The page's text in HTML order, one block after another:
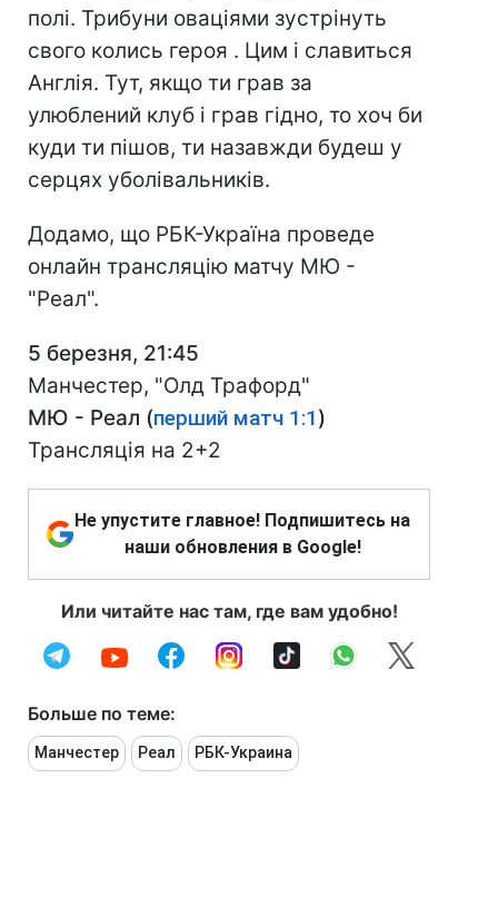
полі. Трибуни оваціями зустрінуть
свого колись героя . Цим і славиться
Англія. Тут, якщо ти грав за
улюблений клуб і грав гідно, то хоч би
куди ти пішов, ти назавжди будеш у
серцях уболівальників.
Додамо, що РБК-Україна проведе
онлайн трансляцію матчу МЮ -
"Реал".
5 березня, 21:45
Манчестер, "Олд Трафорд"
МЮ - Реал (перший матч 1:1)
Трансляція на 2+2
Не упустите главное! Подпишитесь на
наши обновления в Google!
Или читайте нас там, где вам удобно!
Больше по теме:
Манчестер Реал РБК-Украина